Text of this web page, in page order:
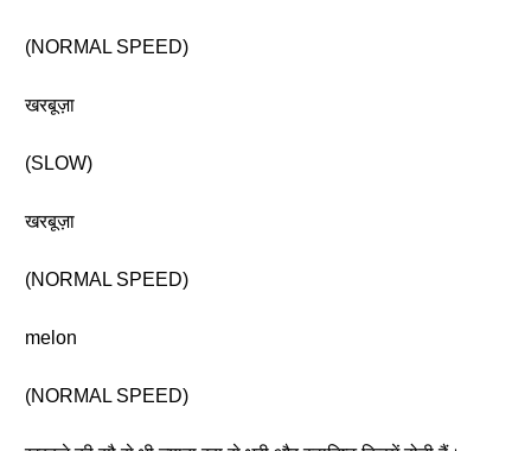
(NORMAL SPEED)
खरबूज़ा
(SLOW)
खरबूज़ा
(NORMAL SPEED)
melon
(NORMAL SPEED)